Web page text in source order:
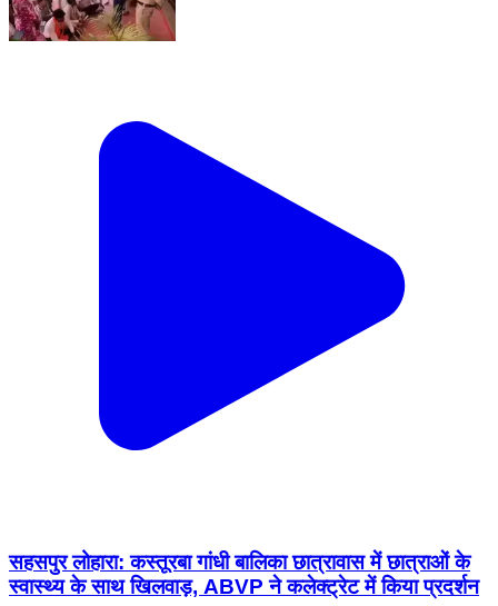
सहसपुर लोहारा: कस्तूरबा गांधी बालिका छात्रावास में छात्राओं के
स्वास्थ्य के साथ खिलवाड़, ABVP ने कलेक्ट्रेट में किया प्रदर्शन